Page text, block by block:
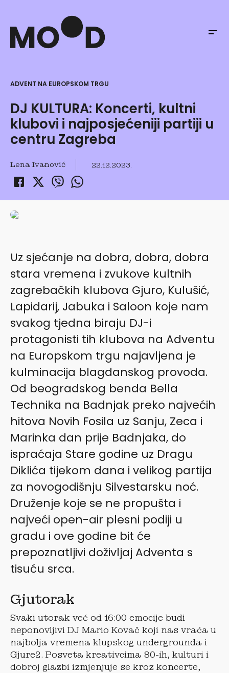
ADVENT NA EUROPSKOM TRGU
DJ KULTURA: Koncerti, kultni
klubovi i najposjećeniji partiji u
centru Zagreba
Lena Ivanović 22.12.2023.
Uz sjećanje na dobra, dobra, dobra
stara vremena i zvukove kultnih
zagrebačkih klubova Gjuro, Kulušić,
Lapidarij, Jabuka i Saloon koje nam
svakog tjedna biraju DJ-i
protagonisti tih klubova na Adventu
na Europskom trgu najavljena je
kulminacija blagdanskog provoda.
Od beogradskog benda Bella
Technika na Badnjak preko najvećih
hitova Novih Fosila uz Sanju, Zeca i
Marinka dan prije Badnjaka, do
ispraćaja Stare godine uz Dragu
Diklića tijekom dana i velikog partija
za novogodišnju Silvestarsku noć.
Druženje koje se ne propušta i
najveći open-air plesni podiji u
gradu i ove godine bit će
prepoznatljivi doživljaj Adventa s
tisuću srca.
Gjutorak
Svaki utorak već od 16:00 emocije budi
neponovljivi DJ Mario Kovač koji nas vraća u
najbolja vremena klupskog undergrounda i
Gjure2. Posveta kreativcima 80-ih, kulturi i
dobroj glazbi izmjenjuje se kroz koncerte,